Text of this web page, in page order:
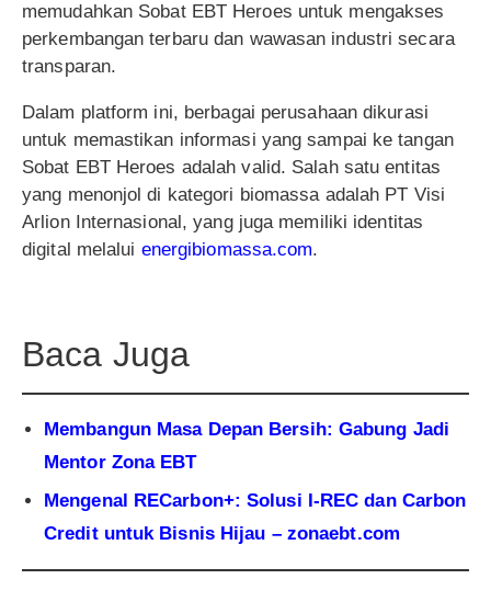
memudahkan Sobat EBT Heroes untuk mengakses
perkembangan terbaru dan wawasan industri secara
transparan.
Dalam platform ini, berbagai perusahaan dikurasi
untuk memastikan informasi yang sampai ke tangan
Sobat EBT Heroes adalah valid. Salah satu entitas
yang menonjol di kategori biomassa adalah PT Visi
Arlion Internasional, yang juga memiliki identitas
digital melalui energibiomassa.com.
Baca Juga
Membangun Masa Depan Bersih: Gabung Jadi
Mentor Zona EBT
Mengenal RECarbon+: Solusi I-REC dan Carbon
Credit untuk Bisnis Hijau – zonaebt.com